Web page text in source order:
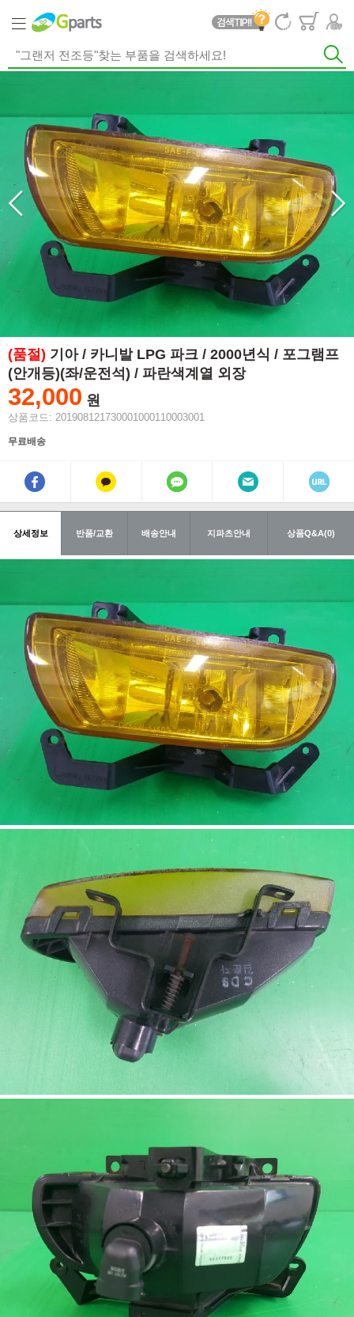
(품절) 기아 / 카니발 LPG 파크 / 2000년식 / 포그램프
(안개등)(좌/운전석) / 파란색계열 외장
32,000 원
상품코드: 201908121730001000110003001
무료배송
상세정보 반품/교환 배송안내 지파츠안내 상품Q&A(0)